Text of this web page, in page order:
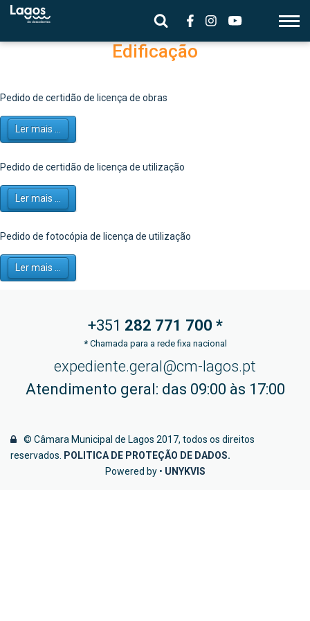
Edificação
Pedido de certidão de licença de obras
Ler mais ...
Pedido de certidão de licença de utilização
Ler mais ...
Pedido de fotocópia de licença de utilização
Ler mais ...
+351 282 771 700 *
*Chamada para a rede fixa nacional
expediente.geral@cm-lagos.pt
Atendimento geral: das 09:00 às 17:00
© Câmara Municipal de Lagos 2017, todos os direitos
reservados.
POLITICA DE PROTEÇÃO DE DADOS.
Powered by • UNYKVIS